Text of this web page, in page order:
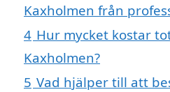
Kaxholmen från
4 Hur mycket kostar
Kaxholmen?
5 Vad hjälper till att